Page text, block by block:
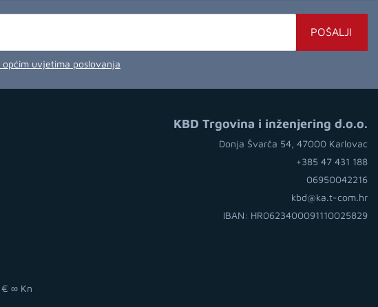
POŠALJI
općim uvjetima poslovanja
KBD Trgovina i inženjering d.o.o.
Donja Švarča 54, 47000 Karlovac
+385 47 431 188
06950042216
kbd@ka.t-com.hr
IBAN: HR0623400091110025829
€ ∞ Kn